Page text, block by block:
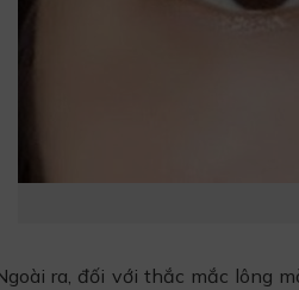
ra, đối với thắc mắc lông